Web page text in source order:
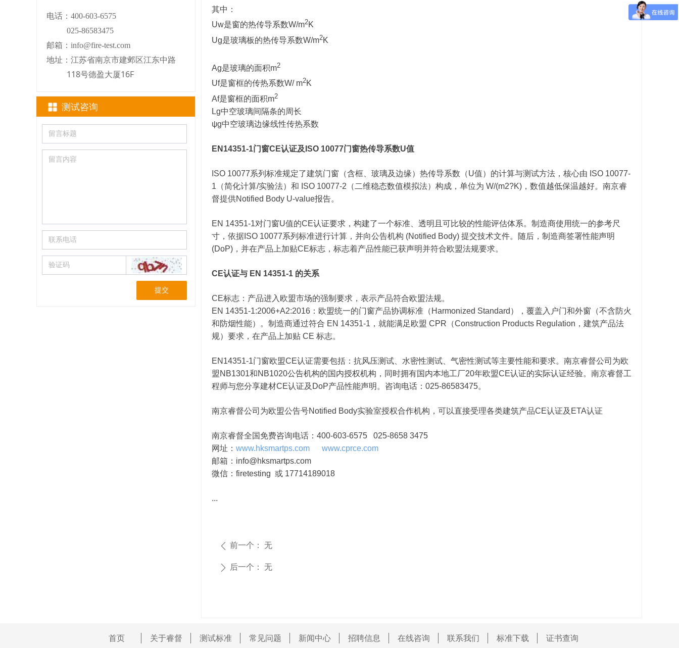
电话：400-603-6575
025-86583475
邮箱：info@fire-test.com
地址： 江苏省南京市建邺区江东中路
118号德盈大厦16F
其中：
Uw是窗的热传导系数W/m2K
Ug是玻璃板的热传导系数W/m2K
Ag是玻璃的面积m2
Uf是窗框的传热系数W/ m2K
Af是窗框的面积m2
Lg中空玻璃间隔条的周长
ψg中空玻璃边缘线性传热系数
EN14351-1门窗CE认证及ISO 10077门窗热传导系数U值
ISO 10077系列标准规定了建筑门窗（含框、玻璃及边缘）热传导系数（U值）的计算与测试方法，核心由 ISO 10077-
1（简化计算/实验法）和 ISO 10077-2（二维稳态数值模拟法）构成，单位为 W/(m2?K)，数值越低保温越好。南京睿
督提供Notified Body U-value报告。
EN 14351-1对门窗U值的CE认证要求，构建了一个标准、透明且可比较的性能评估体系。制造商使用统一的参考尺
寸，依据ISO 10077系列标准进行计算，并向公告机构 (Notified Body) 提交技术文件。随后，制造商签署性能声明
(DoP)，并在产品上加贴CE标志，标志着产品性能已获声明并符合欧盟法规要求。
CE认证与 EN 14351-1 的关系
CE标志：产品进入欧盟市场的强制要求，表示产品符合欧盟法规。
EN 14351-1:2006+A2:2016：欧盟统一的门窗产品协调标准（Harmonized Standard），覆盖入户门和外窗（不含防火
和防烟性能）。制造商通过符合 EN 14351-1，就能满足欧盟 CPR（Construction Products Regulation，建筑产品法
规）要求，在产品上加贴 CE 标志。
EN14351-1门窗欧盟CE认证需要包括：抗风压测试、水密性测试、气密性测试等主要性能和要求。南京睿督公司为欧
盟NB1301和NB1020公告机构的国内授权机构，同时拥有国内本地工厂20年欧盟CE认证的实际认证经验。南京睿督工
程师与您分享建材CE认证及DoP产品性能声明。咨询电话：025-86583475。
南京睿督公司为欧盟公告号Notified Body实验室授权合作机构，可以直接受理各类建筑产品CE认证及ETA认证
南京睿督全国免费咨询电话：400-603-6575 025-8658 3475
网址： www.hksmartps.com
www.cprce.com
邮箱：info@hksmartps.com
微信：firetesting 或 17714189018
...
ꄴ 前一个： 无
ꄲ 后一个： 无
测试咨询
提交
首页 关于睿督 测试标准 常见问题 新闻中心 招聘信息 在线咨询 联系我们 标准下载 证书查询